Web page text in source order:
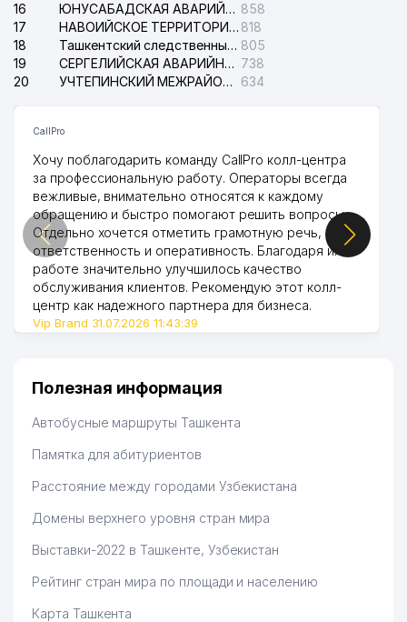
16
ЮНУСАБАДСКАЯ АВАРИЙНАЯ СЛУЖБА ЭЛЕКТРОСЕТИ 858
17
НАВОИЙСКОЕ ТЕРРИТОРИАЛЬНОЕ ПРЕДПРИЯТИЕ ЭЛЕКТРОСЕТИ АО 818
18
Ташкентский следственный изолятор 805
19
СЕРГЕЛИЙСКАЯ АВАРИЙНАЯ СЛУЖБА ЭЛЕКТРОСЕТИ 738
20
УЧТЕПИНСКИЙ МЕЖРАЙОННЫЙ СУД ПО ГРАЖДАНСКИМ ДЕЛАМ 634
CallPro
Хочу поблагодарить команду CallPro колл-центра
за профессиональную работу. Операторы всегда
вежливые, внимательно относятся к каждому
обращению и быстро помогают решить вопросы.
Отдельно хочется отметить грамотную речь,
ответственность и оперативность. Благодаря их
работе значительно улучшилось качество
обслуживания клиентов. Рекомендую этот колл-
центр как надежного партнера для бизнеса.
Vip Brand 31.07.2026 11:43:39
Полезная информация
Автобусные маршруты Ташкента
Памятка для абитуриентов
Расстояние между городами Узбекистана
Домены верхнего уровня стран мира
Выставки-2022 в Ташкенте, Узбекистан
Рейтинг стран мира по площади и населению
Карта Ташкента